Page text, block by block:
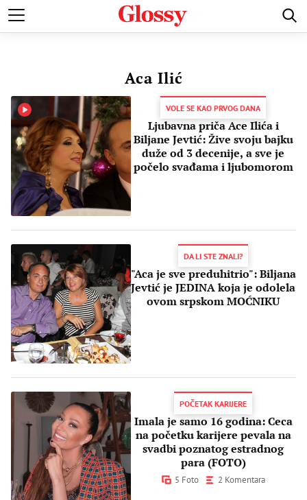
POZNATI MODA I LEPOTA ZDRAVI I SREĆNI LJUBAV
Aca Ilić
VOLE SE KAO PRVOG DANA
Ljubavna priča Ace Ilića i
Biljane Jevtić: Žive svoju bajku
duže od 3 decenije, a sve je
počelo svađama i ljubomorom
DA LI STE ZNALI?
"Aca je sve preduhitrio": Biljana
Jevtić je JEDINA koja je odolela
ovom srpskom MOĆNIKU
POČETAK KARIJERE
Imala je samo 16 godina: Ceca
na početku karijere pevala na
svadbi poznatog estradnog
para (FOTO)
5 Foto 2 Komentara